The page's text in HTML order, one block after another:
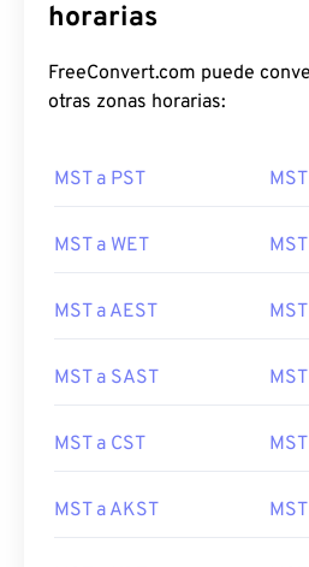
horarias
FreeConvert.com puede
otras zonas horarias:
MST a PST
MST a WET
MST a AEST
MST a SAST
MST a CST
MST a AKST